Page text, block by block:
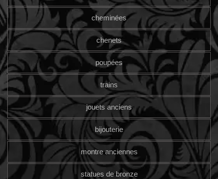
cheminées
chenets
poupées
trains
jouets anciens
bijouterie
montre anciennes
statues de bronze